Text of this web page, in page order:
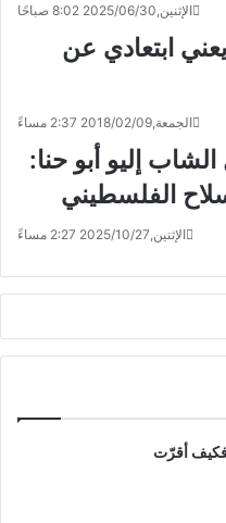
الإثنين,2025/06/30 8:02 صباحًا
ابتعادي عن
الجمعة,2018/02/09 2:37 مساءً
إليو أبو حنا:
الفلسطيني
الإثنين,2025/10/27 2:27 مساءً
فكيف أقرّت